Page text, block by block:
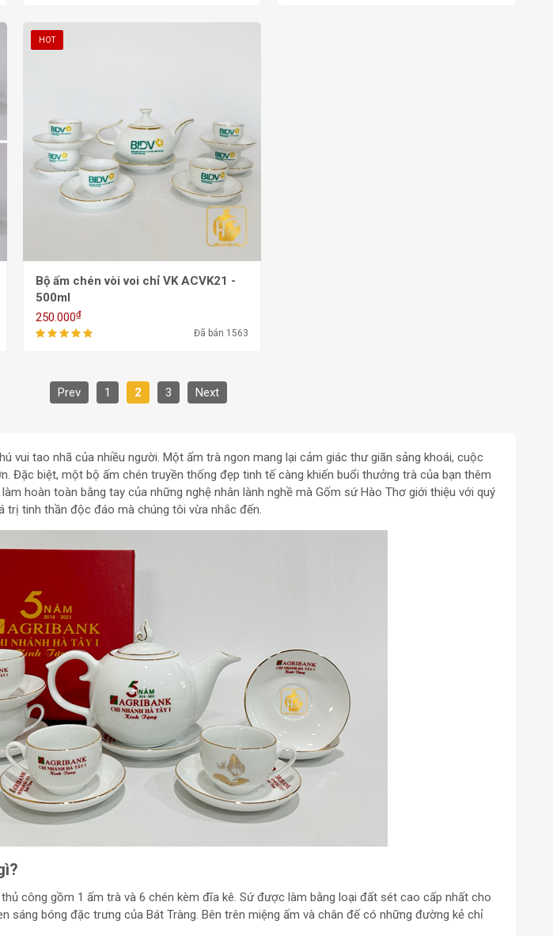
HOT
Bộ ấm chén vòi voi chỉ VK ACVK21 -
500ml
250.000₫
Đã bán 1563
Prev 1 2 3 Next
vui tao nhã của nhiều người. Một ấm trà ngon mang lại cảm giác thư giãn sảng khoái, cuộc
Đặc biệt, một bộ ấm chén truyền thống đẹp tinh tế càng khiến buổi thưởng trà của bạn thêm
hoàn toàn bằng tay của những nghệ nhân lành nghề mà Gốm sứ Hào Thơ giới thiệu với quý
trị tinh thần độc đáo mà chúng tôi vừa nhắc đến.
công gồm 1 ấm trà và 6 chén kèm đĩa kê. Sứ được làm bằng loại đất sét cao cấp nhất cho
sáng bóng đặc trưng của Bát Tràng. Bên trên miệng ấm và chân đế có những đường kẻ chỉ